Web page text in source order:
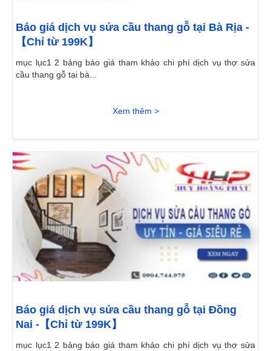
Báo giá dịch vụ sửa cầu thang gỗ tại Bà Rịa -
【Chỉ từ 199K】
mục lục1 2 bảng báo giá tham khảo chi phí dịch vụ thợ sửa
cầu thang gỗ tại bà...
Xem thêm >
Báo giá dịch vụ sửa cầu thang gỗ tại Đồng
Nai -【Chỉ từ 199K】
mục lục1 2 bảng báo giá tham khảo chi phí dịch vụ thợ sửa